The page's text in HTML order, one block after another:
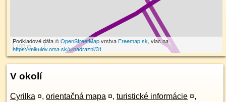
100 m
Podkladové dáta ©OpenStreetMapvrstva Freemap.sk, viac na
https://mikulov.oma.sk/u/nadrazni/31
V okolí
Cyrilka ¤, orientačná mapa ¤, turistické informácie ¤,